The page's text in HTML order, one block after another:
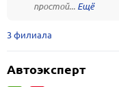
простой...
3 филиала
Автоэксперт